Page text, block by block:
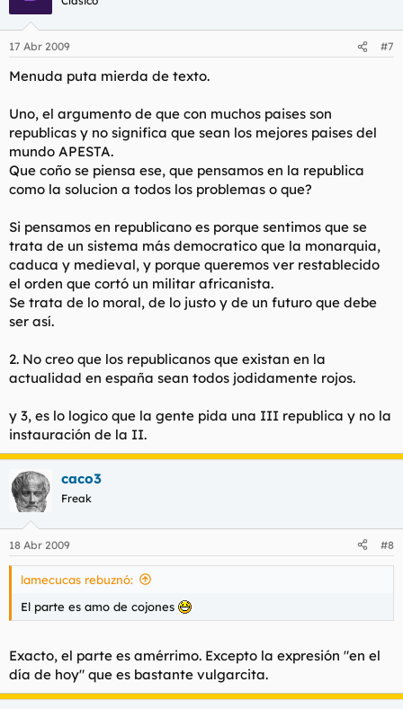
Los psiquiatras le dan un nombre al deseo enfermizo de que
todo empeore y vengan desgracias y desastres para diluir en
ellos el malestar propio y hallar explicación a la tristeza
personal en la desdicha de todos, un estado mental patológico
que suele pasar desapercibido pero que no es tan raro. La
inmensa mayoría de los Estados del mundo son repúblicas y
sabemos que el régimen político no garantiza nada. Hay
repúblicas que parecen monarquías, como la francesa, y otras,
como la somalí o la chadiana que se acercan bastante a lo que
debe ser el caos. Trujillo, los Duvalier y Pinochet fueron
presidentes de repúblicas, y Corea del Norte y casi todos los
ideales Estados de África son repúblicas. De la II República
Española, ejemplo universal de torpeza política y de
desgobierno, origen de una guerra fratricida, con sus secuelas
de dolor y desastre que llegan hasta hoy, se quiere hacer un
mito como el del rey don Sebastián.
Los mitos son mitos y las leyendas, leyendas. Podemos
convenir que son formas distintas de contar la historia, pero lo
mejor para sucesos recientes es remitirse a la Historia y a los
explicar la guerra de Troya Homero no basta, y para explicar y
comprender la guerra de España no sirve cantar En el frente
Una futura república no es un imposible. De momento no
parece que la tendencia vaya por ahí; pero, si lo fuera, se
tendría que parecer más a la francesa que a la venezolana y,
desde luego, nada a los dos precedentes republicanos
españoles. A lo que no se puede aspirar es a vivir en mundos
de leyenda. Por lo observado, quienes claman por otra
república albergan en la mente una leyenda, un mito, no un
periodo histórico. Creo que la Iglesia actuó con ligereza al
suprimir el Limbo, otro mito, lugar ideal para los republicanos
melancólicos.
17 Abr 2009 #7
Menuda puta mierda de texto.
Uno, el argumento de que con muchos paises son
republicas y no significa que sean los mejores paises del
mundo APESTA.
Que coño se piensa ese, que pensamos en la republica
como la solucion a todos los problemas o que?
Si pensamos en republicano es porque sentimos que se
trata de un sistema más democratico que la monarquia,
caduca y medieval, y porque queremos ver restablecido
el orden que cortó un militar africanista.
Se trata de lo moral, de lo justo y de un futuro que debe
ser así.
2. No creo que los republicanos que existan en la
actualidad en españa sean todos jodidamente rojos.
y 3, es lo logico que la gente pida una III republica y no la
instauración de la II.
caco3
Freak
18 Abr 2009 #8
lamecucas rebuznó:
El parte es amo de cojones
Exacto, el parte es amérrimo. Excepto la expresión "en el
día de hoy" que es bastante vulgarcita.